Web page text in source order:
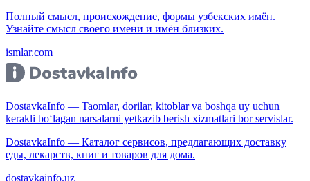
Полный смысл, происхождение, формы узбекских имён.
Узнайте смысл своего имени и имён близких.
ismlar.com
DostavkaInfo — Taomlar, dorilar, kitoblar va boshqa uy uchun
kerakli bo‘lagan narsalarni yetkazib berish xizmatlari bor servislar.
DostavkaInfo — Каталог сервисов, предлагающих доставку
еды, лекарств, книг и товаров для дома.
dostavkainfo.uz